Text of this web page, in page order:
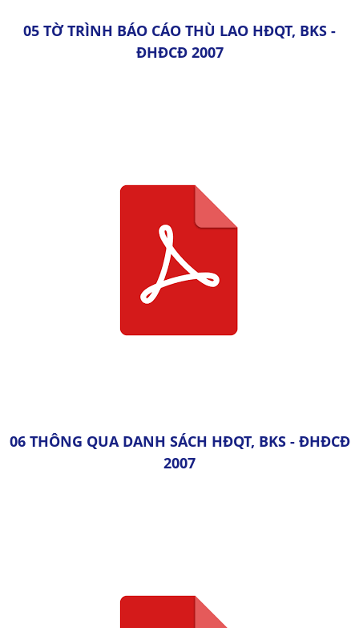
05 TỜ TRÌNH BÁO CÁO THÙ LAO HĐQT, BKS -
ĐHĐCĐ 2007
06 THÔNG QUA DANH SÁCH HĐQT, BKS - ĐHĐCĐ
2007